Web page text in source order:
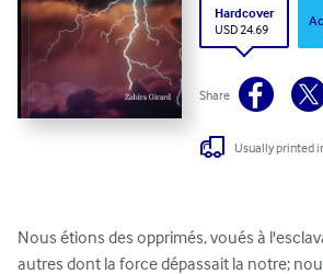
Hardcover
USD 24.69
Share
Usually printed
Nous étions des opprimés, voués à
autres dont la force dépassait la notre;